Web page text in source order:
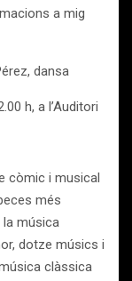
a mig
dansa
h, a l’Auditori
còmic i musical
més
música
dotze músics i
clàssica